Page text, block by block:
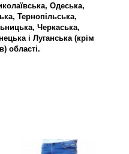
Одеська,
Тернопільська,
Черкаська,
і Луганська (крім
області.